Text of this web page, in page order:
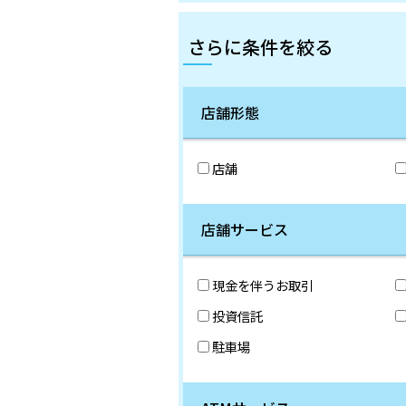
さらに条件を絞る
店舗形態
店舗
店舗サービス
現金を伴うお取引
投資信託
駐車場